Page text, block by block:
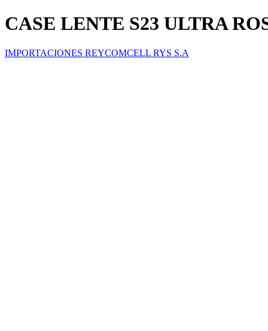
CASE LENTE S23 ULTRA
IMPORTACIONES REYCOMCELL RYS S.A